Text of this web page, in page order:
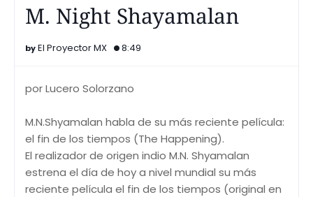
M. Night Shayamalan
El Proyector MX 8:49
por Lucero Solorzano
M.N.Shyamalan habla de su más reciente película:
el fin de los tiempos (The Happening).
El realizador de origen indio M.N. Shyamalan
estrena el día de hoy a nivel mundial su más
reciente película el fin de los tiempos (original en